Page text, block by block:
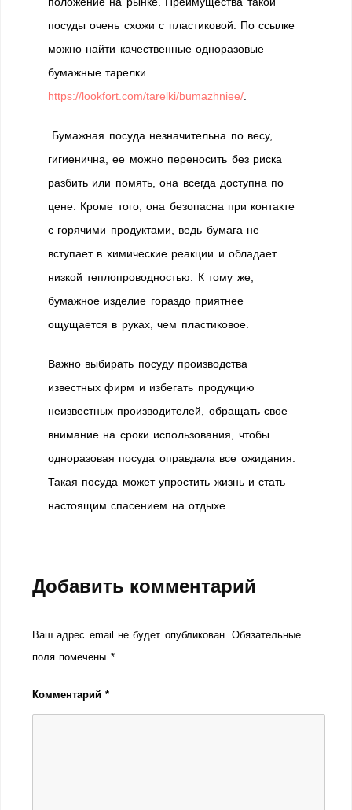
посуды очень схожи с пластиковой. По ссылке
можно найти качественные одноразовые
бумажные тарелки
https://lookfort.com/tarelki/bumazhniee/
Бумажная посуда незначительна по весу,
гигиенична, ее можно переносить без риска
разбить или помять, она всегда доступна по
цене. Кроме того, она безопасна при контакте
с горячими продуктами, ведь бумага не
вступает в химические реакции и обладает
низкой теплопроводностью. К тому же,
бумажное изделие гораздо приятнее
ощущается в руках, чем пластиковое.
Важно выбирать посуду производства
известных фирм и избегать продукцию
неизвестных производителей, обращать свое
внимание на сроки использования, чтобы
одноразовая посуда оправдала все ожидания.
Такая посуда может упростить жизнь и стать
настоящим спасением на отдыхе.
Добавить комментарий
Ваш адрес email не будет опубликован. Обязательные
поля помечены *
Комментарий*